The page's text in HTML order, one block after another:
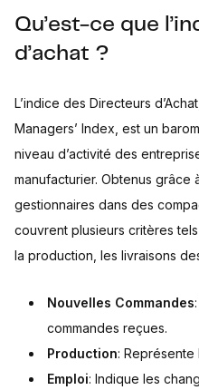
Qu’est-ce que
d’achat ?
L’indice des Directeurs
Managers’ Index, est un
niveau d’activité des
manufacturier. Obtenus
gestionnaires dans des
couvrent plusieurs critères
la production, les livraisons
Nouvelles Commandes
commandes reçues.
Production: Représente
Emploi: Indique les